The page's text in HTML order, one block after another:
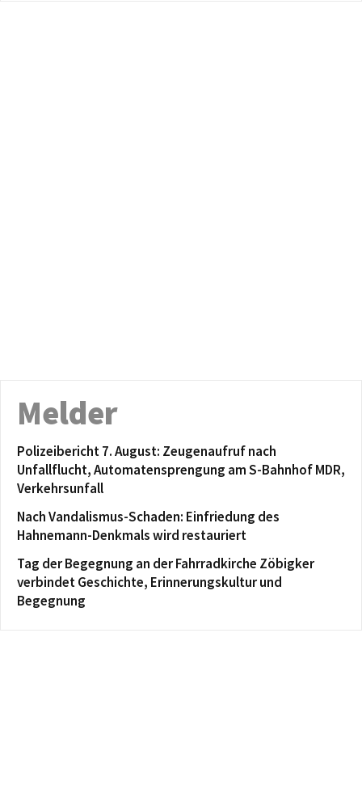
Melder
Polizeibericht 7. August: Zeugenaufruf nach
Unfallflucht, Automatensprengung am S-Bahnhof MDR,
Verkehrsunfall
Nach Vandalismus-Schaden: Einfriedung des
Hahnemann-Denkmals wird restauriert
Tag der Begegnung an der Fahrradkirche Zöbigker
verbindet Geschichte, Erinnerungskultur und
Begegnung